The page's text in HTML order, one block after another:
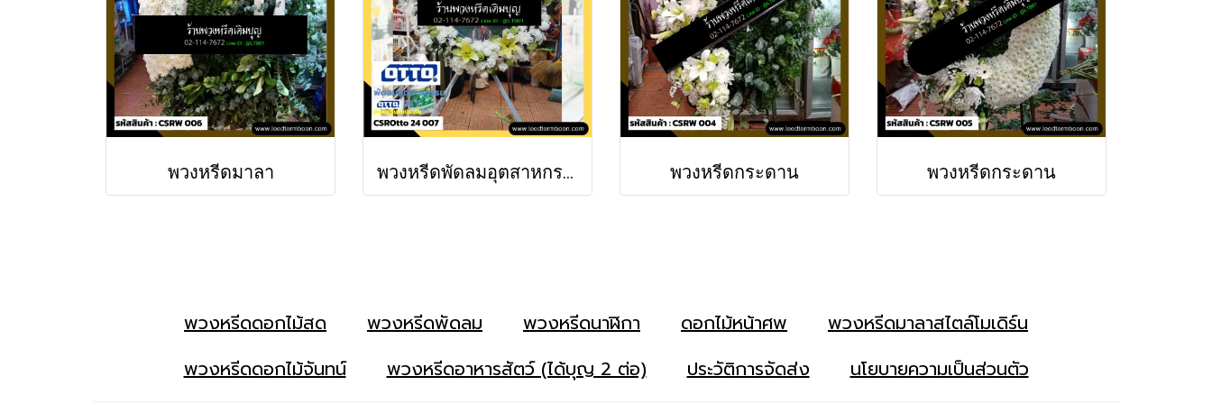
พวงหรีดมาลา พวงหรีดพัดลมอุตสาหกรรม พวงหรีดกระดาน พวงหรีดกระดาน
พวงหรีดดอกไม้สด พวงหรีดพัดลม พวงหรีดนาฬิกา ดอกไม้หน้าศพ
พวงหรีดมาลาสไตล์โมเดิร์น
พวงหรีดดอกไม้จันทน์
พวงหรีดอาหารสัตว์ (ได้บุญ 2 ต่อ) ประวัติการจัดส่ง นโยบายความเป็นส่วนตัว